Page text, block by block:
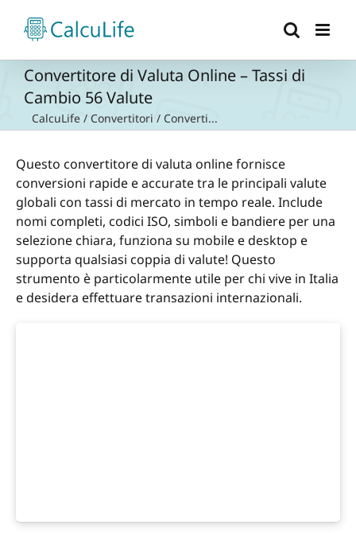
contenuto
Convertitore di Valuta Online – Tassi di
Cambio 56 Valute
CalcuLife / Convertitori / Converti...
Questo convertitore di valuta online fornisce
conversioni rapide e accurate tra le principali valute
globali con tassi di mercato in tempo reale. Include
nomi completi, codici ISO, simboli e bandiere per una
selezione chiara, funziona su mobile e desktop e
supporta qualsiasi coppia di valute! Questo
strumento è particolarmente utile per chi vive in Italia
e desidera effettuare transazioni internazionali.